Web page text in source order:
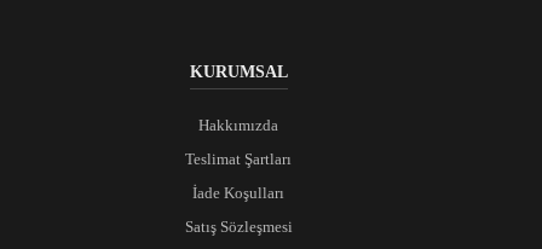
KURUMSAL
Hakkımızda
Teslimat Şartları
İade Koşulları
Satış Sözleşmesi